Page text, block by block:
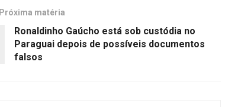
Próxima matéria
Ronaldinho Gaúcho está sob custódia no
Paraguai depois de possíveis documentos
falsos